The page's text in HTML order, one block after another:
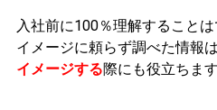
入社前に100％理解することは
イメージに頼らず調べた情報は
イメージする際にも役立ちます